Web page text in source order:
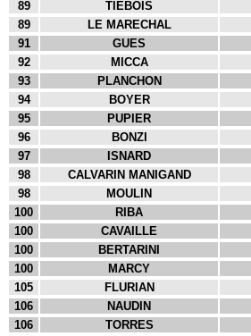
89
TIEBOIS
89
LE MARECHAL
91
GUES
92
MICCA
93
PLANCHON
94
BOYER
95
PUPIER
96
BONZI
97
ISNARD
98
CALVARIN MANIGAND
98
MOULIN
100
RIBA
100
CAVAILLE
100
BERTARINI
100
MARCY
105
FLURIAN
106
NAUDIN
106
TORRES